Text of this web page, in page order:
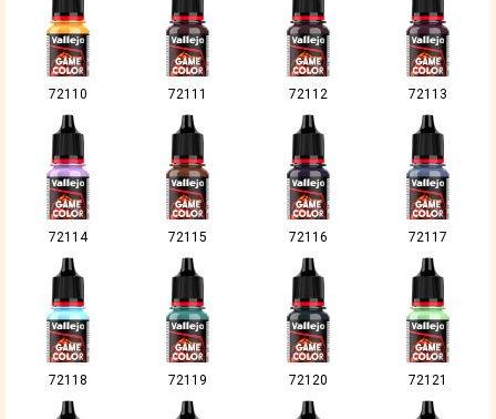
72110 72111 72112 72113
72114 72115 72116 72117
72118 72119 72120 72121